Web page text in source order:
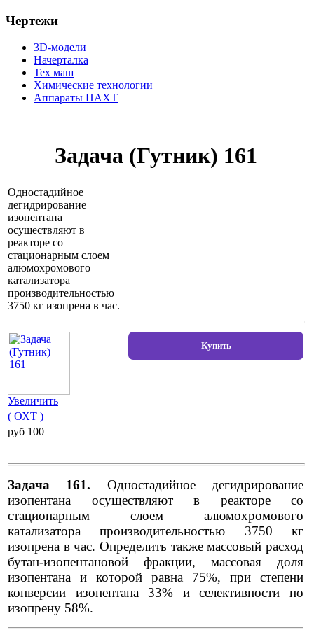
Чертежи
3D-модели
Начерталка
Тех маш
Химические технологии
Аппараты ПАХТ
Задача (Гутник) 161
Одностадийное
дегидрирование
изопентана
осуществляют в
реакторе со
стационарным слоем
алюмохромового
катализатора
производительностью
3750 кг изопрена в час.
Увеличить
( ОХТ )
pуб 100
Задача 161. Одностадийное дегидрирование
изопентана осуществляют в реакторе со
стационарным слоем алюмохромового
катализатора производительностью 3750 кг
изопрена в час. Определить также массовый расход
бутан-изопентановой фракции, массовая доля
изопентана и которой равна 75%, при степени
конверсии изопентана 33% и селективности по
изопрену 58%.